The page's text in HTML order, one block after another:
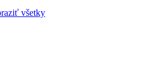
všetky